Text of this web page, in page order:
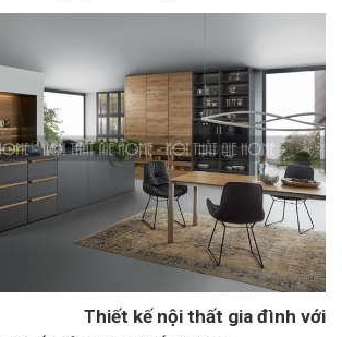
Thiết kế nội thất gia đình với